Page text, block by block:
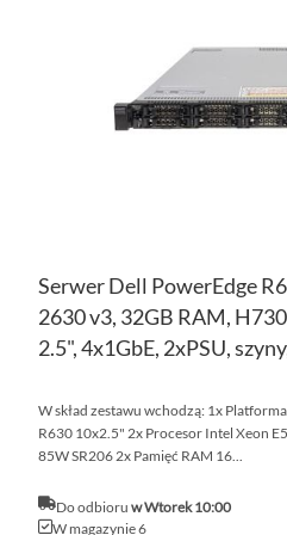
Serwer Dell PowerEdge
2630 v3, 32GB RAM,
2.5", 4x1GbE, 2xPSU,
W skład zestawu wchodzą: 1x
R630 10x2.5" 2x Procesor Intel Xeon
85W SR206 2x Pamięć RAM 16...
Do odbioru w Wtorek 10:00
W magazynie 6